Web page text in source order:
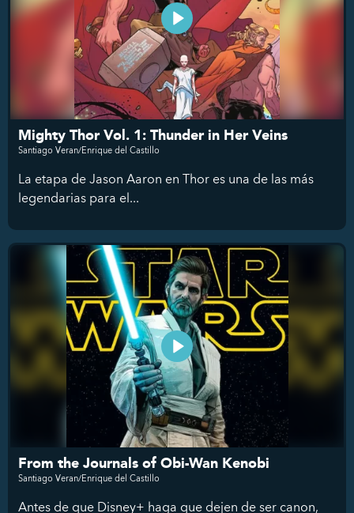
Mighty Thor Vol. 1: Thunder in Her Veins
Santiago Veran/Enrique del Castillo
La etapa de Jason Aaron en Thor es una de las más
legendarias para el...
From the Journals of Obi-Wan Kenobi
Santiago Veran/Enrique del Castillo
Antes de que Disney+ haga que dejen de ser canon,